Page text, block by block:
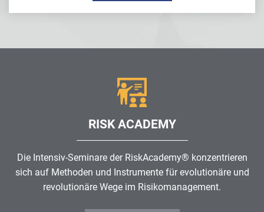
RISK ACADEMY
Die Intensiv-Seminare der RiskAcademy® konzentrieren
sich auf Methoden und Instrumente für evolutionäre und
revolutionäre Wege im Risikomanagement.